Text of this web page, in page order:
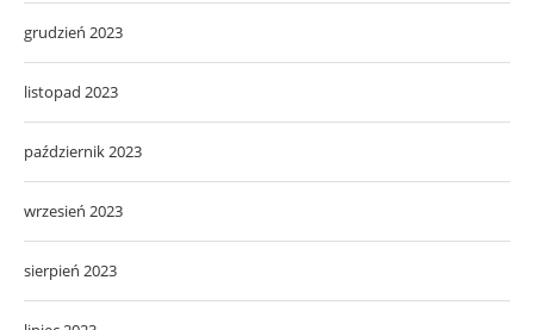
grudzień 2023
listopad 2023
październik 2023
wrzesień 2023
sierpień 2023